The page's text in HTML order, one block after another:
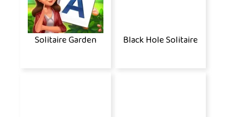
Solitaire Garden Black Hole Solitaire